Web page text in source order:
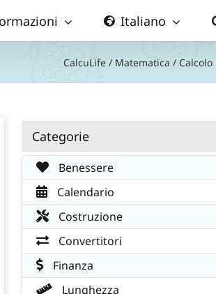
Italiano
CalcuLife / Matematica / Calcolo
Categorie
Benessere
Calendario
Costruzione
Convertitori
Finanza
Lunghezza